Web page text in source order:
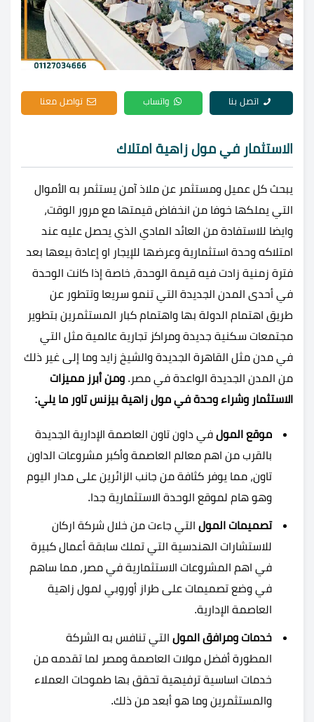
اتصل بنا واتساب تواصل معنا
الاستثمار في مول زاهية امتلاك
يبحث كل عميل ومستثمر عن ملاذ آمن يستثمر به الأموال
التي يملكها خوفا من انخفاض قيمتها مع مرور الوقت،
وايضا للاستفادة من العائد المادي الذي يحصل عليه عند
امتلاكه وحدة استثمارية وعرضها للإيجار او إعادة بيعها بعد
فترة زمنية زادت فيه قيمة الوحدة، خاصة إذا كانت الوحدة
في أحدى المدن الجديدة التي تنمو سريعا وتتطور عن
طريق اهتمام الدولة بها واهتمام كبار المستثمرين بتطوير
مجتمعات سكنية جديدة ومراكز تجارية عالمية مثل التي
في مدن مثل القاهرة الجديدة والشيخ زايد وما إلى غير ذلك
من المدن الجديدة الواعدة في مصر. ومن أبرز مميزات
الاستثمار وشراء وحدة في مول زاهية بيزنس تاور ما يلي:
موقع المول في داون تاون العاصمة الإدارية الجديدة
بالقرب من اهم معالم العاصمة وأكبر مشروعات الداون
تاون، مما يوفر كثافة من جانب الزائرين على مدار اليوم
وهو هام لموقع الوحدة الاستثمارية جدا.
تصميمات المول التي جاءت من خلال شركة اركان
للاستشارات الهندسية التي تملك سابقة أعمال كبيرة
في اهم المشروعات الاستثمارية في مصر، مما ساهم
في وضع تصميمات على طراز أوروبي لمول زاهية
العاصمة الإدارية.
خدمات ومرافق المول التي تنافس به الشركة
المطورة أفضل مولات العاصمة ومصر لما تقدمه من
خدمات اساسية ترفيهية تحقق بها طموحات العملاء
والمستثمرين وما هو أبعد من ذلك.